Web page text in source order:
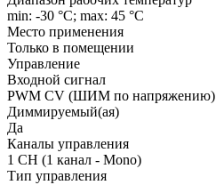
min: -30 °C; max: 45 °C
Место применения
Только в помещении
Управление
Входной сигнал
PWM СV (ШИМ по напряжению)
Диммируемый(ая)
Да
Каналы управления
1 CH (1 канал - Mono)
Тип управления